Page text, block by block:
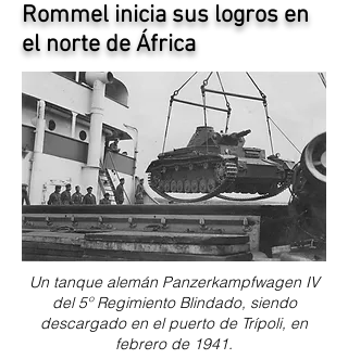
Rommel inicia sus logros en
el norte de África
Un tanque alemán Panzerkampfwagen IV
del 5º Regimiento Blindado, siendo
descargado en el puerto de Trípoli, en
febrero de 1941.